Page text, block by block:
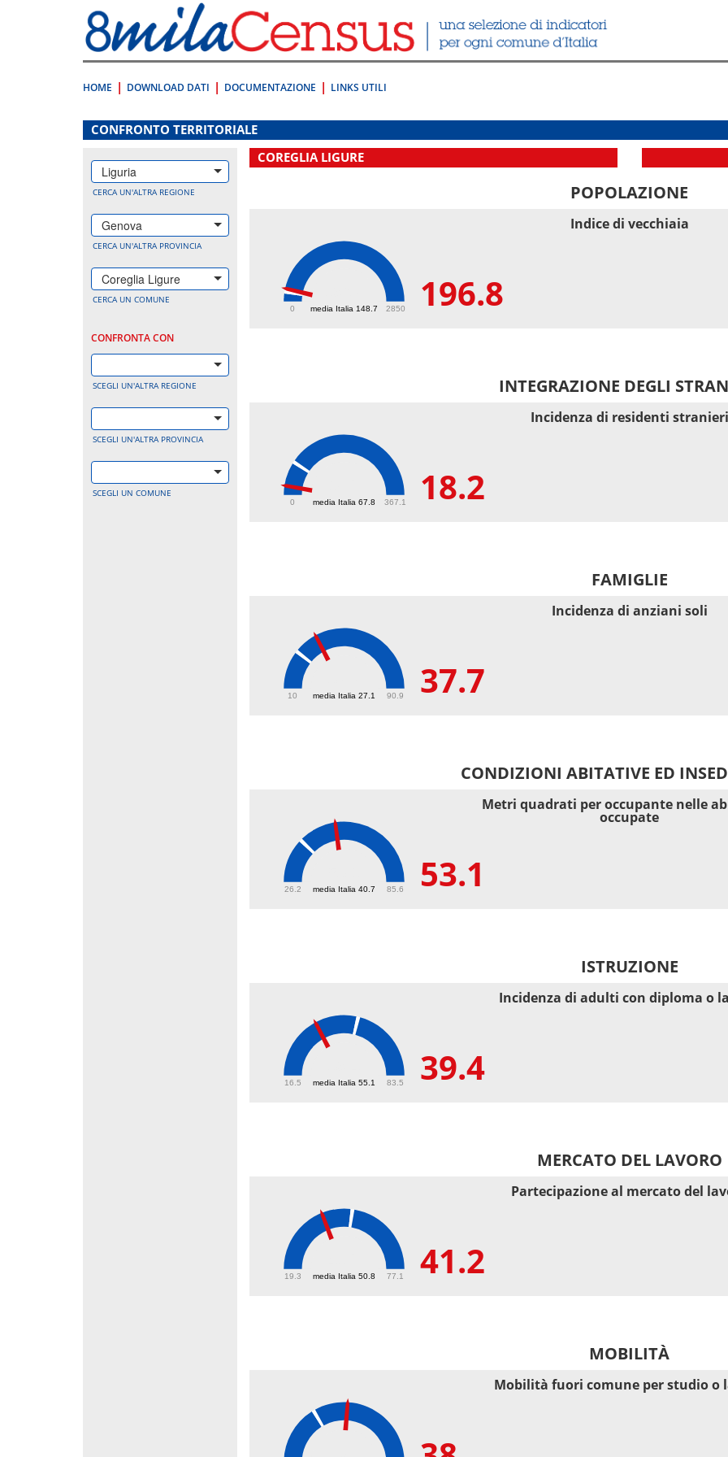
direttamente
a:
Contenuto
HOME DOWNLOAD DATI DOCUMENTAZIONE LINKS UTILI
.
CONFRONTO TERRITORIALE
Liguria
CERCA UN'ALTRA REGIONE
Genova
CERCA UN'ALTRA PROVINCIA
Coreglia Ligure
CERCA UN COMUNE
CONFRONTA CON
SCEGLI UN'ALTRA REGIONE
SCEGLI UN'ALTRA PROVINCIA
SCEGLI UN COMUNE
COREGLIA LIGURE
POPOLAZIONE
media Italia 148.7
0 2850 196.8
Indice di vecchiaia
INTEGRAZIONE DEGLI
media Italia 67.8
0 367.1 18.2
Incidenza di residenti stranieri
FAMIGLIE
media Italia 27.1
10 90.9 37.7
Incidenza di anziani soli
CONDIZIONI ABITATIVE ED
media Italia 40.7
26.2 85.6 53.1
Metri quadrati per occupante nelle
occupate
ISTRUZIONE
media Italia 55.1
16.5 83.5 39.4
Incidenza di adulti con diploma o
MERCATO DEL LAVORO
media Italia 50.8
19.3 77.1 41.2
Partecipazione al mercato del
MOBILITÀ
Mobilità fuori comune per studio o